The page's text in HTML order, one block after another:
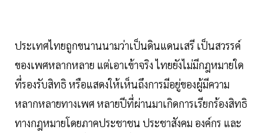
ประเทศไทยถูกขนานนามว่าเป็นดินแดนเสรี เป็นสวรรค์
ของเพศหลากหลาย แต่เอาเข้าจริง ไทยยังไม่มีกฎหมายใด
ที่รองรับสิทธิ หรือแสดงให้เห็นถึงการมีอยู่ของผู้มีความ
หลากหลายทางเพศ หลายปีที่ผ่านมาเกิดการเรียกร้องสิทธิ
ทางกฎหมายโดยภาคประชาชน ประชาสังคม องค์กร และ